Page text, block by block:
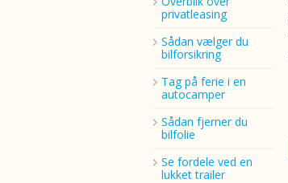
privatleasing
Sådan vælger du
bilforsikring
Tag på ferie i en
autocamper
Sådan fjerner du
bilfolie
Se fordele ved en
lukket trailer